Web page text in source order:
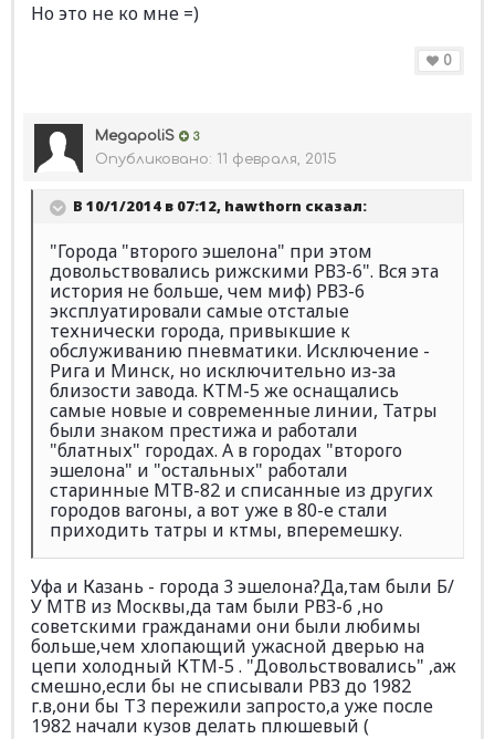
Но это не ко мне =)
0
MegapoliS 3
Опубликовано: 11 февраля, 2015
В 10/1/2014 в 07:12, hawthorn сказал:
"Города "второго эшелона" при этом
довольствовались рижскими РВЗ-6". Вся эта
история не больше, чем миф) РВЗ-6
эксплуатировали самые отсталые
технически города, привыкшие к
обслуживанию пневматики. Исключение -
Рига и Минск, но исключительно из-за
близости завода. КТМ-5 же оснащались
самые новые и современные линии, Татры
были знаком престижа и работали
"блатных" городах. А в городах "второго
эшелона" и "остальных" работали
старинные МТВ-82 и списанные из других
городов вагоны, а вот уже в 80-е стали
приходить татры и ктмы, вперемешку.
Уфа и Казань - города 3 эшелона?Да,там были Б/
У МТВ из Москвы,да там были РВЗ-6 ,но
советскими гражданами они были любимы
больше,чем хлопающий ужасной дверью на
цепи холодный КТМ-5 . "Довольствовались" ,аж
смешно,если бы не списывали РВЗ до 1982
г.в,они бы Т3 пережили запросто,а уже после
1982 начали кузов делать плюшевый (